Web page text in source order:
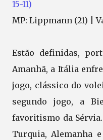
15-11)
MP: Lippmann (21) |
Estão definidas,
Amanhã, a Itália
jogo, clássico do
segundo jogo, a
favoritismo da
Turquia, Alemanha